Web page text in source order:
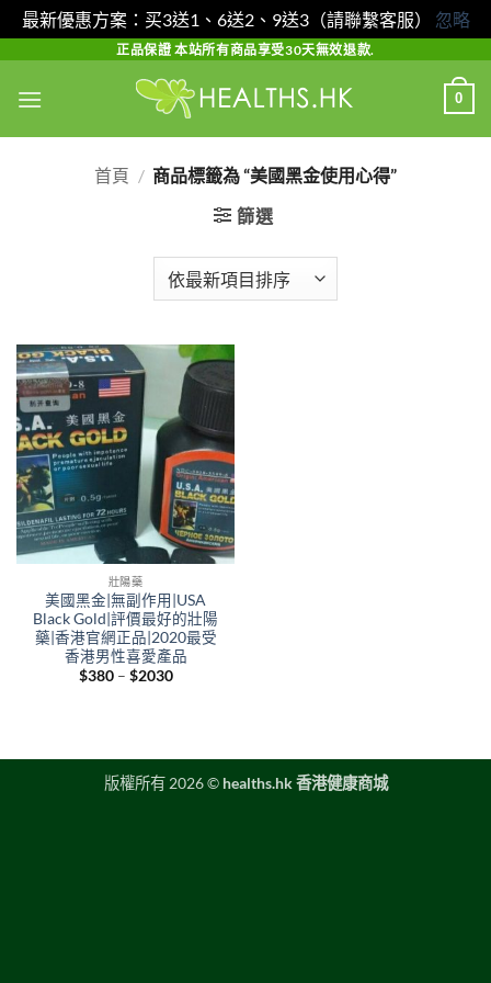
最新優惠方案：买3送1、6送2、9送3（請聯繫客服） 忽略
content
正品保證 本站所有商品享受30天無效退款.
0
首頁 / 商品標籤為 “美國黑金使用心得”
篩選
壯陽藥
美國黑金|無副作用|USA
Black Gold|評價最好的壯陽
藥|香港官網正品|2020最受
香港男性喜愛產品
$380 – $2030Price
版權所有 2026 © healths.hk 香港健康商城